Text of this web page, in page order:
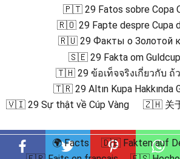
🇵🇹 29 Fatos sobre Copa
🇷🇴 29 Fapte despre Cupa
🇷🇺 29 Факты о Золотой
🇸🇪 29 Fakta om
🇹🇭 29 ข้อเท็จจริงเกี่ยวกับ ถ้
🇹🇷 29 Altın Kupa Hakkında
🇻🇮 29 Sự thật về Cúp Vàng
🇿🇭 关
🌍 Facts
🇩🇪 Fakten auf